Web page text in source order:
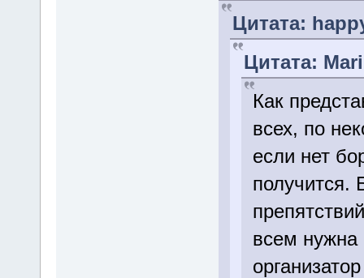
Цитата:
Цитата:
Как
всех, по
если нет
получится.
всем нужна